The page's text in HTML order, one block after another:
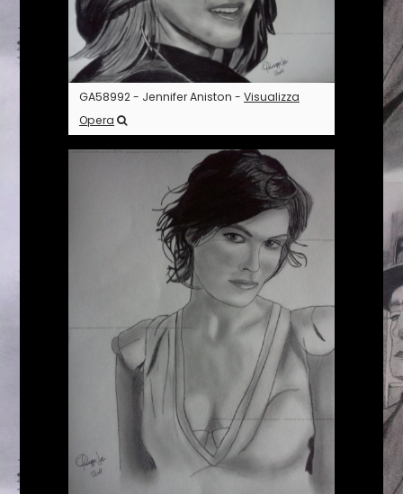
GA58992 - Jennifer Aniston - Visualizza
Opera